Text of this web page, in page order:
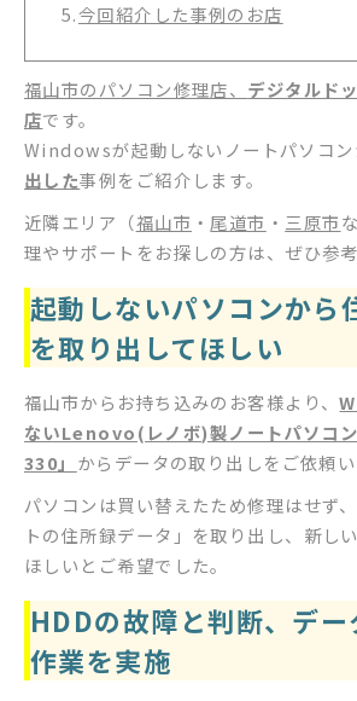
5.今回紹介した事例のお店
福山市のパソコン修理店、 デジタルド
店です。
Windowsが起動しないノートパソコン
出した事例をご紹介します。
近隣エリア（福山市 ・尾道市 ・ 三原市
理やサポートをお探しの方は、ぜひ参
起動しないパソコンから
を取り出してほしい
福山市からお持ち込みのお客様より、
ないLenovo(レノボ)製ノートパソコ
330」 からデータの取り出しをご依頼い
パソコンは買い替えたため修理はせず
トの住所録データ」を取り出し、新し
ほしいとご希望でした。
HDDの故障と判断、デー
作業を実施